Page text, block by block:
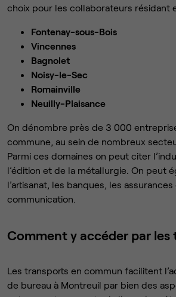
choix pour les collaborateurs résidant
Fontenay-sous-Bois
Vincennes
Bagnolet
Noisy-le-Sec
Romainville
Neuilly-Plaisance
On dénombre près de 3 000
commune, au sein de nombreux
Parmi ces domaines on peut citer
l’édition et de la métallurgie. On peut
l’artisanat, les banques, les
communication.
Comment y accéder par les
Les transports en commun facilitent
de bureau à Montreuil par bien des